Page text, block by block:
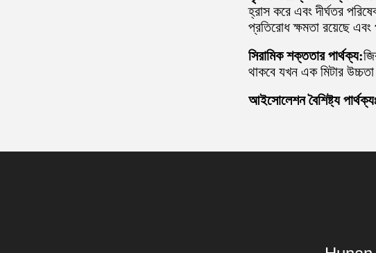
হ্রাস করে এবং দীর্ঘতর
প্রতিরোধ ক্ষমতা রয়েছে এবং
সিরামিক শক্ততার পার্থক্য:
থাকবে যখন এক মিটার
আইসোলেশন বৈশিষ্ট্য